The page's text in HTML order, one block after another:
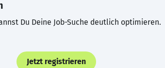
Du Deine Job-Suche deutlich optimieren.
Jetzt registrieren